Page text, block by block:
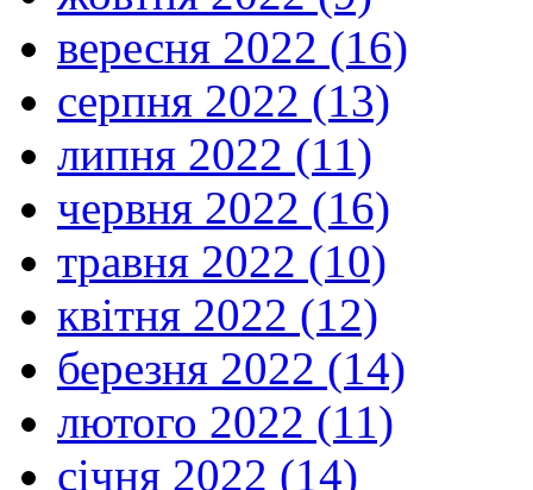
вересня 2022 (16)
серпня 2022 (13)
липня 2022 (11)
червня 2022 (16)
травня 2022 (10)
квітня 2022 (12)
березня 2022 (14)
лютого 2022 (11)
січня 2022 (14)